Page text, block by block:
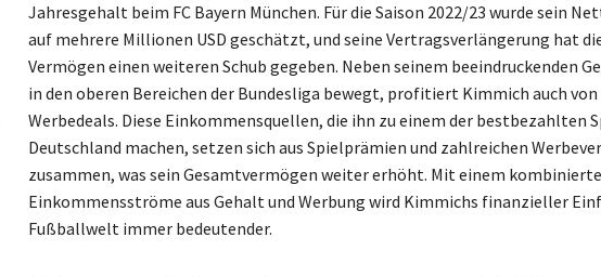
Jahresgehalt beim FC Bayern München. Für die Saison 2022/23 wurde sein
auf mehrere Millionen USD geschätzt, und seine Vertragsverlängerung hat
Vermögen einen weiteren Schub gegeben. Neben seinem beeindruckenden
in den oberen Bereichen der Bundesliga bewegt, profitiert Kimmich auch
Werbedeals. Diese Einkommensquellen, die ihn zu einem der bestbezahlten
Deutschland machen, setzen sich aus Spielprämien und zahlreichen
zusammen, was sein Gesamtvermögen weiter erhöht. Mit einem kombinierte
Einkommensströme aus Gehalt und Werbung wird Kimmichs finanzieller
Fußballwelt immer bedeutender.